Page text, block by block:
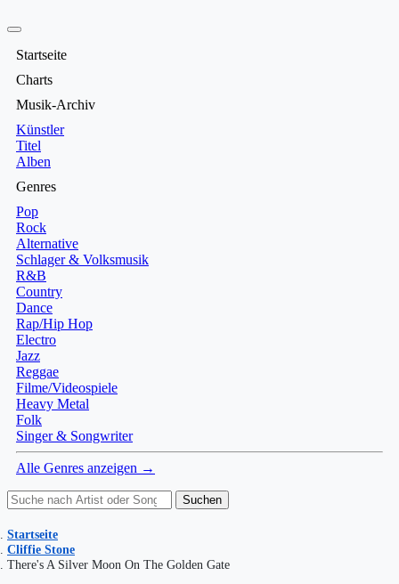
Startseite
Charts
Musik-Archiv
Künstler
Titel
Alben
Genres
Pop
Rock
Alternative
Schlager & Volksmusik
R&B
Country
Dance
Rap/Hip Hop
Electro
Jazz
Reggae
Filme/Videospiele
Heavy Metal
Folk
Singer & Songwriter
Alle Genres anzeigen →
Suchen
Startseite
Cliffie Stone
There's A Silver Moon On The Golden Gate